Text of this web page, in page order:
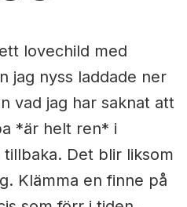
lovechild med
jag nyss laddade ner
vad jag har saknat att
*är helt ren* i
Det blir liksom
Klämma en finne på